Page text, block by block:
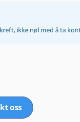
ikke nøl med å ta
oss